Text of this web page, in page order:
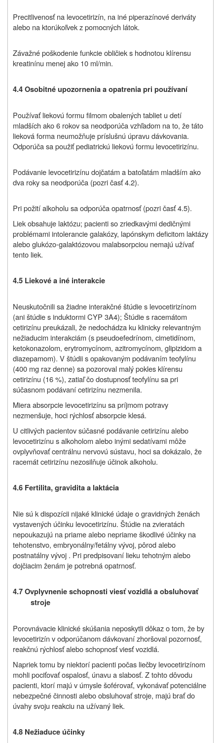
Precitlivenosť na levocetirizín, na iné piperazínové deriváty
alebo na ktorúkoľvek z pomocných látok.
Závažné poškodenie funkcie obličiek s hodnotou klírensu
kreatinínu menej ako 10 ml/min.
4.4 Osobitné upozornenia a opatrenia pri používaní
Používať liekovú formu filmom obalených tabliet u detí
mladších ako 6 rokov sa neodporúča vzhľadom na to, že táto
lieková forma neumožňuje príslušnú úpravu dávkovania.
Odporúča sa použiť pediatrickú liekovú formu levocetirizínu.
Podávanie levocetirizínu dojčatám a batoľatám mladším ako
dva roky sa neodporúča (pozri časť 4.2).
Pri požití alkoholu sa odporúča opatrnosť (pozri časť 4.5).
Liek obsahuje laktózu; pacienti so zriedkavými dedičnými
problémami intolerancie galakózy, lapónskym deficitom laktázy
alebo glukózo-galaktózovou malabsorpciou nemajú užívať
tento liek.
4.5 Liekové a iné interakcie
Neuskutočnili sa žiadne interakčné štúdie s levocetirizínom
(ani štúdie s induktormi CYP 3A4); Štúdie s racemátom
cetirizínu preukázali, že nedochádza ku klinicky relevantným
nežiaducim interakciám (s pseudoefedrínom, cimetidínom,
ketokonazolom, erytromycínom, azitromycínom, glipizidom a
diazepamom). V štúdii s opakovaným podávaním teofylínu
(400 mg raz denne) sa pozoroval malý pokles klírensu
cetirizínu (16 %), zatiaľ čo dostupnosť teofylínu sa pri
súčasnom podávaní cetirizínu nezmenila.
Miera absorpcie levocetirizínu sa príjmom potravy
nezmenšuje, hoci rýchlosť absorpcie klesá.
U citlivých pacientov súčasné podávanie cetirizínu alebo
levocetirizínu s alkoholom alebo inými sedatívami môže
ovplyvňovať centrálnu nervovú sústavu, hoci sa dokázalo, že
racemát cetirizínu nezosilňuje účinok alkoholu.
4.6 Fertilita, gravidita a laktácia
Nie sú k dispozícii nijaké klinické údaje o gravidných ženách
vystavených účinku levocetirizínu. Štúdie na zvieratách
nepoukazujú na priame alebo nepriame škodlivé účinky na
tehotenstvo, embryonálny/fetálny vývoj, pôrod alebo
postnatálny vývoj . Pri predpisovaní lieku tehotným alebo
dojčiacim ženám je potrebná opatrnosť.
4.7 Ovplyvnenie schopnosti viesť vozidlá a obsluhovať
stroje
Porovnávacie klinické skúšania neposkytli dôkaz o tom, že by
levocetirizín v odporúčanom dávkovaní zhoršoval pozornosť,
reakčnú rýchlosť alebo schopnosť viesť vozidlá.
Napriek tomu by niektorí pacienti počas liečby levocetirizínom
mohli pociťovať ospalosť, únavu a slabosť. Z tohto dôvodu
pacienti, ktorí majú v úmysle šoférovať, vykonávať potenciálne
nebezpečné činnosti alebo obsluhovať stroje, majú brať do
úvahy svoju reakciu na užívaný liek.
4.8 Nežiaduce účinky